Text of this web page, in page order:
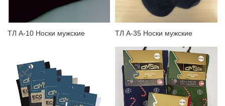
ТЛ А-10 Носки мужские ТЛ А-35 Носки мужские